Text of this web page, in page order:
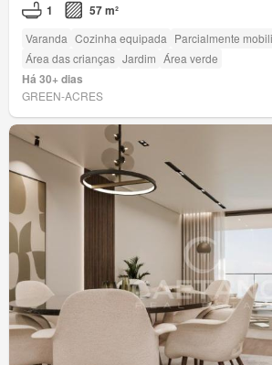
1 57 m²
Varanda Cozinha equipada Parcialmente
Área das crianças Jardim Área verde
Há 30+ dias
GREEN-ACRES